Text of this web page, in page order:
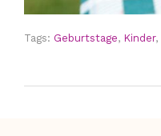
Tags: Geburtstage, Kinder,